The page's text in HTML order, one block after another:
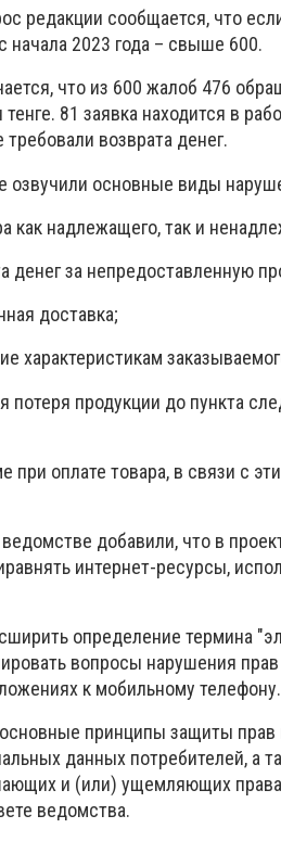
редакции сообщается, что
начала 2023 года – свыше 600.
что из 600 жалоб 476
81 заявка находится в
требовали возврата денег.
озвучили основные виды
как надлежащего, так и
денег за непредоставленную
доставка;
характеристикам
потеря продукции до пункта
при оплате товара, в связи с
добавили, что в
интернет-ресурсы,
определение термина
вопросы нарушения
к мобильному телефону.
принципы защиты прав
данных потребителей, а
и (или) ущемляющих
ведомства.